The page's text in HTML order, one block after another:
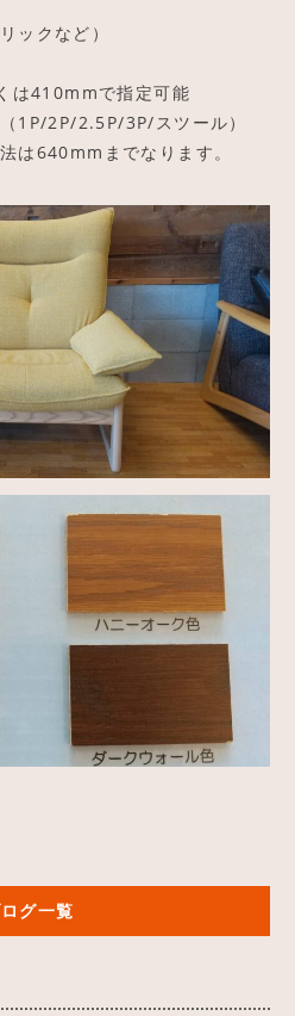
ックなど）
は410mmで指定可能
1P/2P/2.5P/3P/スツール）
は640mmまでなります。
グ一覧